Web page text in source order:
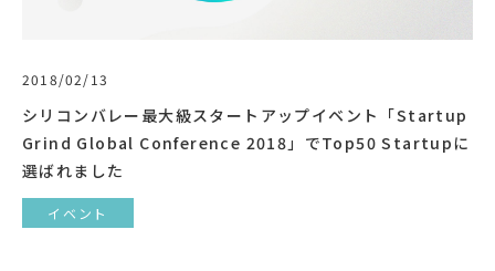
2018/02/13
シリコンバレー最大級スタートアップイベント「Startup
Grind Global Conference 2018」でTop50 Startupに
選ばれました
イベント